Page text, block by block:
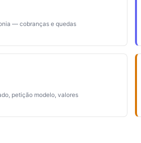
— cobranças e quedas
petição modelo, valores